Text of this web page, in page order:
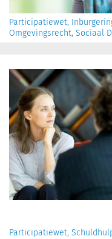
Participatiewet,
Omgevingsrecht, Sociaal
Participatiewet,
eenvoudigere
betere
voor
mensen